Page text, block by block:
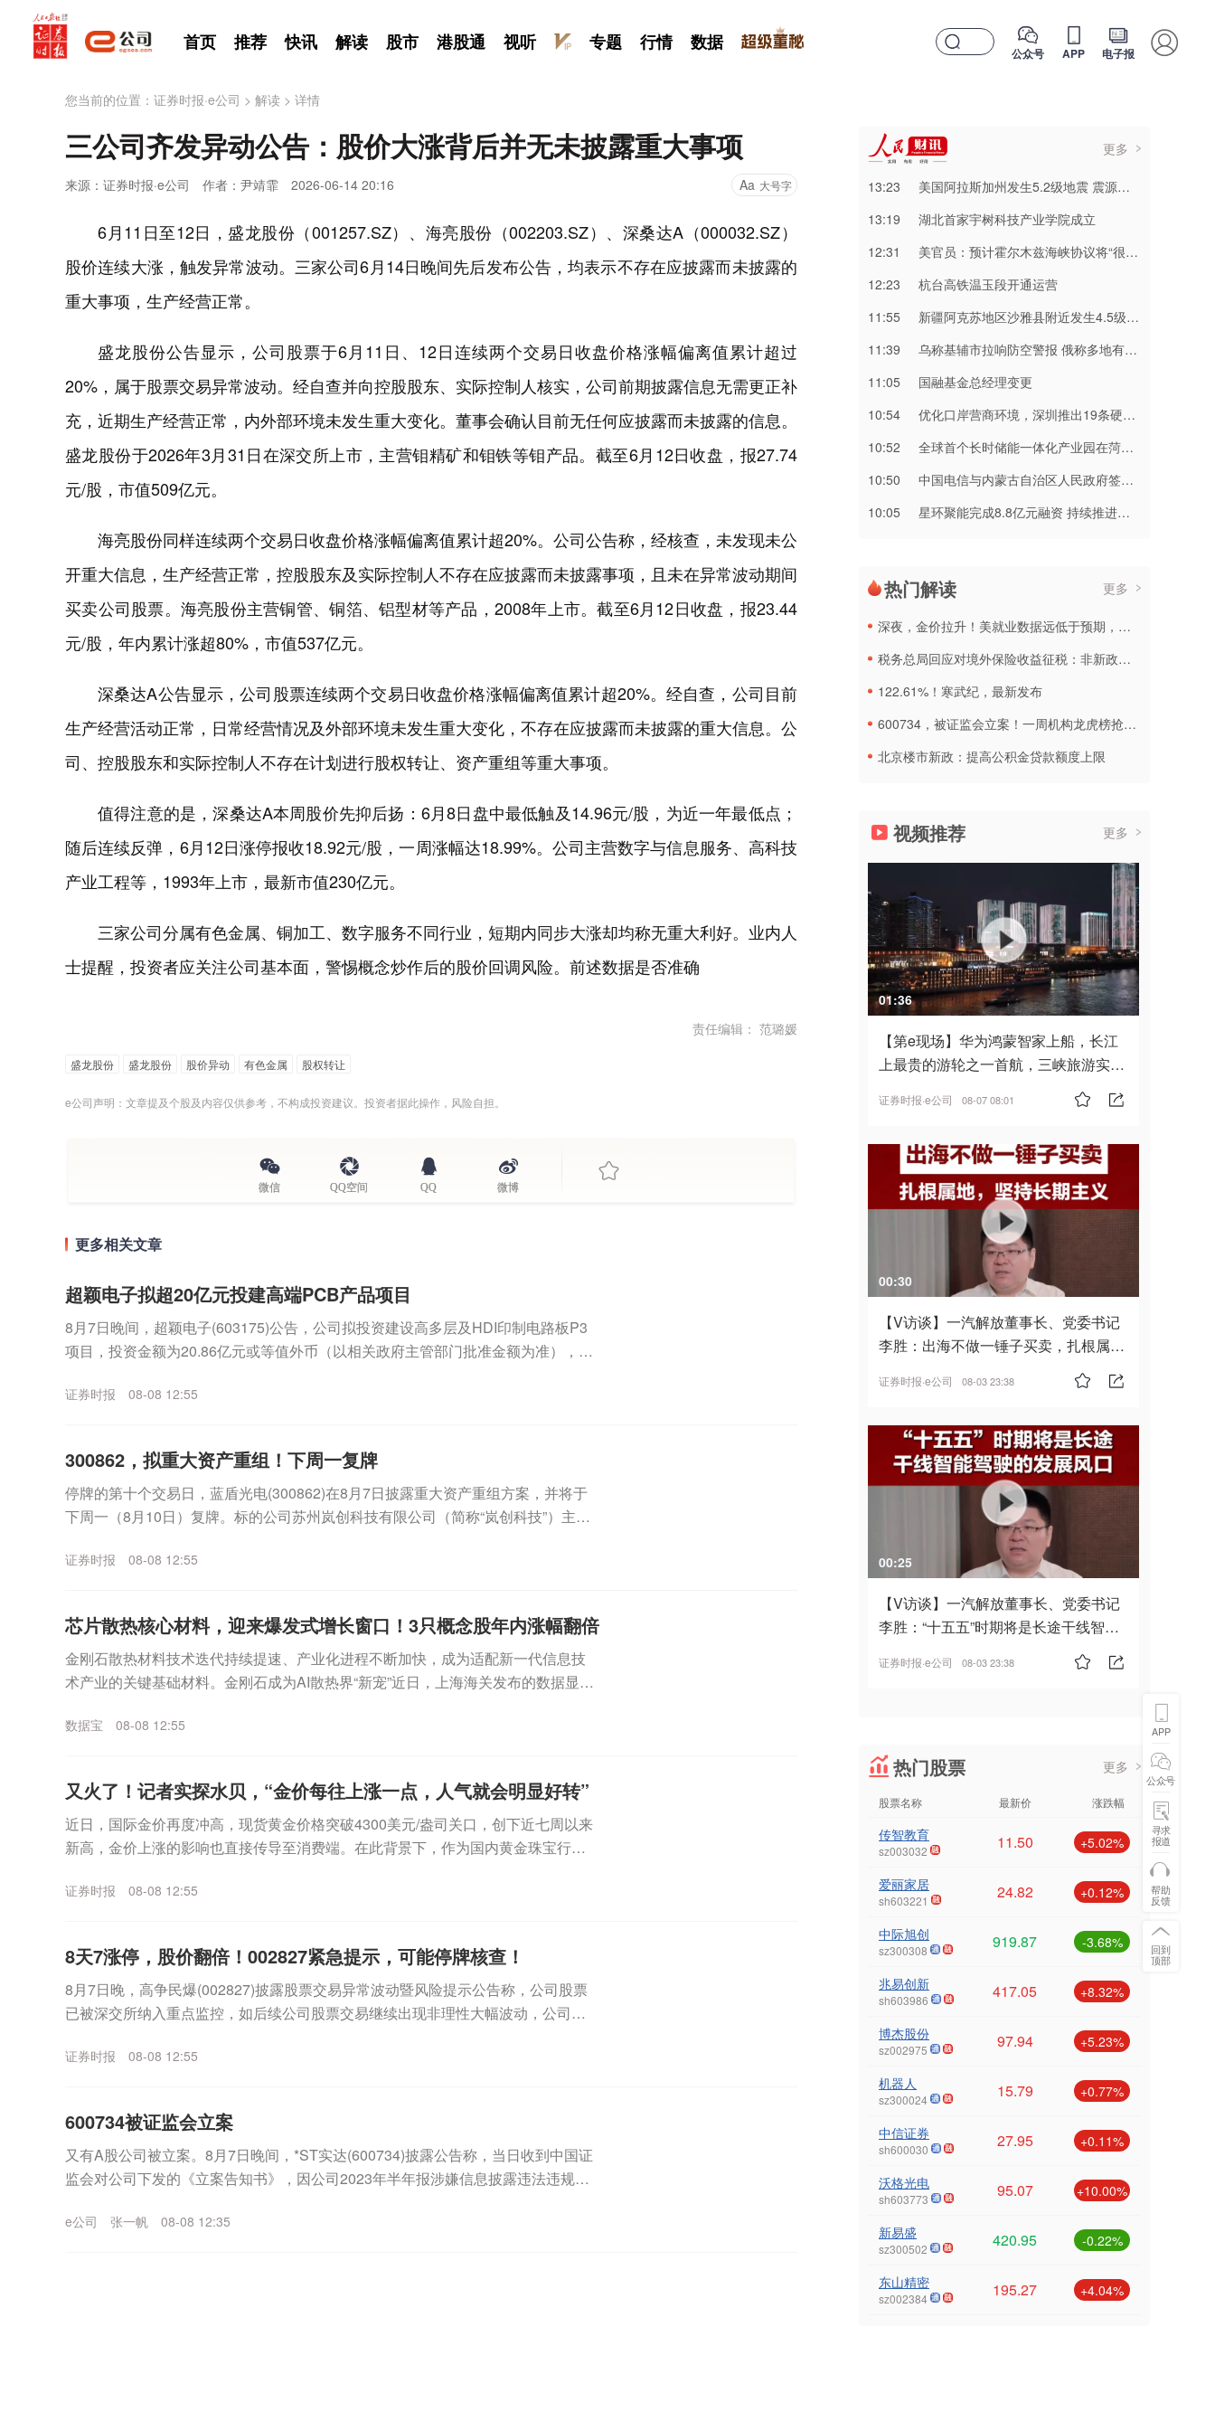
首页 推荐 快讯 解读 股市 港股通 视听 专题 行情 数据 公众号 APP 电子报
您当前的位置： 证券时报·e公司 > 解读 > 详情
三公司齐发异动公告：股价大涨背后并无未披露重大事项
来源：证券时报·e公司 作者：尹靖霏 2026-06-14 20:16 Aa 大号字
6月11日至12日，盛龙股份（001257.SZ）、海亮股份（002203.SZ）、深桑达A（000032.SZ）
股价连续大涨，触发异常波动。三家公司6月14日晚间先后发布公告，均表示不存在应披露而未披露的
重大事项，生产经营正常。
盛龙股份公告显示，公司股票于6月11日、12日连续两个交易日收盘价格涨幅偏离值累计超过
20%，属于股票交易异常波动。经自查并向控股股东、实际控制人核实，公司前期披露信息无需更正补
充，近期生产经营正常，内外部环境未发生重大变化。董事会确认目前无任何应披露而未披露的信息。
盛龙股份于2026年3月31日在深交所上市，主营钼精矿和钼铁等钼产品。截至6月12日收盘，报27.74
元/股，市值509亿元。
海亮股份同样连续两个交易日收盘价格涨幅偏离值累计超20%。公司公告称，经核查，未发现未公
开重大信息，生产经营正常，控股股东及实际控制人不存在应披露而未披露事项，且未在异常波动期间
买卖公司股票。海亮股份主营铜管、铜箔、铝型材等产品，2008年上市。截至6月12日收盘，报23.44
元/股，年内累计涨超80%，市值537亿元。
深桑达A公告显示，公司股票连续两个交易日收盘价格涨幅偏离值累计超20%。经自查，公司目前
生产经营活动正常，日常经营情况及外部环境未发生重大变化，不存在应披露而未披露的重大信息。公
司、控股股东和实际控制人不存在计划进行股权转让、资产重组等重大事项。
值得注意的是，深桑达A本周股价先抑后扬：6月8日盘中最低触及14.96元/股，为近一年最低点；
随后连续反弹，6月12日涨停报收18.92元/股，一周涨幅达18.99%。公司主营数字与信息服务、高科技
产业工程等，1993年上市，最新市值230亿元。
三家公司分属有色金属、铜加工、数字服务不同行业，短期内同步大涨却均称无重大利好。业内人
士提醒，投资者应关注公司基本面，警惕概念炒作后的股价回调风险。前述数据是否准确
责任编辑： 范璐媛
盛龙股份 盛龙股份 股价异动 有色金属 股权转让
e公司声明：文章提及个股及内容仅供参考，不构成投资建议。投资者据此操作，风险自担。
微信 QQ空间 QQ 微博
更多相关文章
超颖电子拟超20亿元投建高端PCB产品项目
8月7日晚间，超颖电子(603175)公告，公司拟投资建设高多层及HDI印制电路板P3
项目，投资金额为20.86亿元或等值外币（以相关政府主管部门批准金额为准），资
证券时报 08-08 12:55
300862，拟重大资产重组！下周一复牌
停牌的第十个交易日，蓝盾光电(300862)在8月7日披露重大资产重组方案，并将于
下周一（8月10日）复牌。标的公司苏州岚创科技有限公司（简称“岚创科技”）主要
证券时报 08-08 12:55
芯片散热核心材料，迎来爆发式增长窗口！3只概念股年内涨幅翻倍
金刚石散热材料技术迭代持续提速、产业化进程不断加快，成为适配新一代信息技
术产业的关键基础材料。金刚石成为AI散热界“新宠”近日，上海海关发布的数据显
数据宝 08-08 12:55
又火了！记者实探水贝，“金价每往上涨一点，人气就会明显好转”
近日，国际金价再度冲高，现货黄金价格突破4300美元/盎司关口，创下近七周以来
新高，金价上涨的影响也直接传导至消费端。在此背景下，作为国内黄金珠宝行业
证券时报 08-08 12:55
8天7涨停，股价翻倍！002827紧急提示，可能停牌核查！
8月7日晚，高争民爆(002827)披露股票交易异常波动暨风险提示公告称，公司股票
已被深交所纳入重点监控，如后续公司股票交易继续出现非理性大幅波动，公司可
证券时报 08-08 12:55
600734被证监会立案
又有A股公司被立案。8月7日晚间，*ST实达(600734)披露公告称，当日收到中国证
监会对公司下发的《立案告知书》，因公司2023年半年报涉嫌信息披露违法违规，
e公司 张一帆 08-08 12:35
更多
13:23
美国阿拉斯加州发生5.2级地震 震源深度10千米
13:19
湖北首家宇树科技产业学院成立
12:31
美官员：预计霍尔木兹海峡协议将“很快达成”
12:23
杭台高铁温玉段开通运营
11:55
新疆阿克苏地区沙雅县附近发生4.5级左右地震
11:39
乌称基辅市拉响防空警报 俄称多地有导弹来袭
11:05
国融基金总经理变更
10:54
优化口岸营商环境，深圳推出19条硬举措
10:52
全球首个长时储能一体化产业园在菏泽量产
10:50
中国电信与内蒙古自治区人民政府签署战略合作协议
10:05
星环聚能完成8.8亿元融资 持续推进聚变能源工程化
热门解读 更多
深夜，金价拉升！美就业数据远低于预期，加息或生变
税务总局回应对境外保险收益征税：非新政策，无需过度解读
122.61%！寒武纪，最新发布
600734，被证监会立案！一周机构龙虎榜抢筹名单出炉
北京楼市新政：提高公积金贷款额度上限
视频推荐 更多
01:36
【第e现场】华为鸿蒙智家上船，长江
上最贵的游轮之一首航，三峡旅游实
证券时报·e公司 08-07 08:01
00:30
【V访谈】一汽解放董事长、党委书记
李胜：出海不做一锤子买卖，扎根属
证券时报·e公司 08-03 23:38
00:25
【V访谈】一汽解放董事长、党委书记
李胜：“十五五”时期将是长途干线智能
证券时报·e公司 08-03 23:38
热门股票 更多
股票名称 最新价 涨跌幅
传智教育
sz003032 11.50 +5.02%
爱丽家居
sh603221 24.82 +0.12%
中际旭创
sz300308 919.87 -3.68%
兆易创新
sh603986 417.05 +8.32%
博杰股份
sz002975 97.94 +5.23%
机器人
sz300024 15.79 +0.77%
中信证券
sh600030 27.95 +0.11%
沃格光电
sh603773 95.07 +10.00%
新易盛
sz300502 420.95 -0.22%
东山精密
sz002384 195.27 +4.04%
APP
公众号
寻求
报道
帮助
反馈
回到
顶部